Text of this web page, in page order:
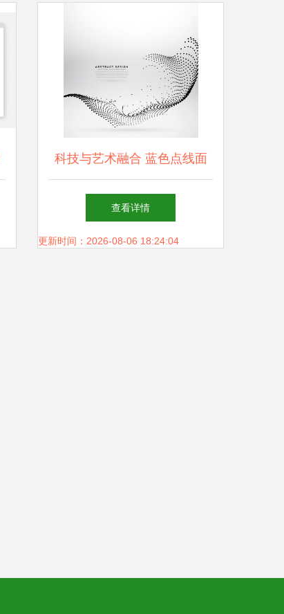
科技与艺术融合 蓝色点线面
科幻光效H5背景设计解析
查看详情
更新时间：2026-08-06 18:24:04